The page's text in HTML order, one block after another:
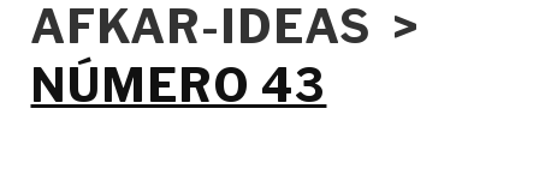
AFKAR-IDEAS >
NÚMERO 43